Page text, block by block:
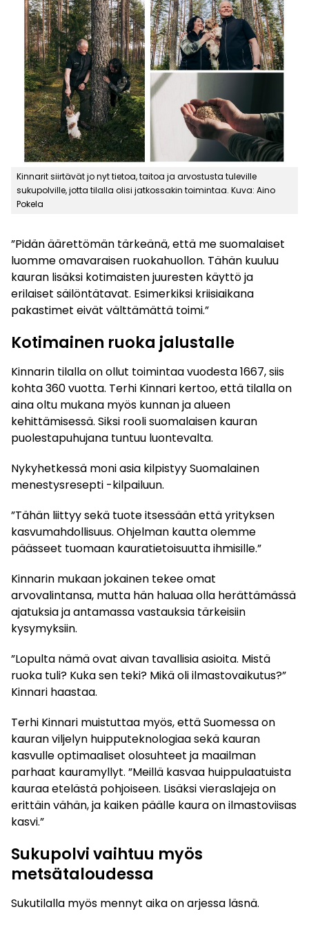
Kinnarit siirtävät jo nyt tietoa, taitoa ja arvostusta tuleville
sukupolville, jotta tilalla olisi jatkossakin toimintaa. Kuva: Aino
Pokela
”Pidän äärettömän tärkeänä, että me suomalaiset
luomme omavaraisen ruokahuollon. Tähän kuuluu
kauran lisäksi kotimaisten juuresten käyttö ja
erilaiset säilöntätavat. Esimerkiksi kriisiaikana
pakastimet eivät välttämättä toimi.”
Kotimainen ruoka jalustalle
Kinnarin tilalla on ollut toimintaa vuodesta 1667, siis
kohta 360 vuotta. Terhi Kinnari kertoo, että tilalla on
aina oltu mukana myös kunnan ja alueen
kehittämisessä. Siksi rooli suomalaisen kauran
puolestapuhujana tuntuu luontevalta.
Nykyhetkessä moni asia kilpistyy Suomalainen
menestysresepti -kilpailuun.
”Tähän liittyy sekä tuote itsessään että yrityksen
kasvumahdollisuus. Ohjelman kautta olemme
päässeet tuomaan kauratietoisuutta ihmisille.”
Kinnarin mukaan jokainen tekee omat
arvovalintansa, mutta hän haluaa olla herättämässä
ajatuksia ja antamassa vastauksia tärkeisiin
kysymyksiin.
”Lopulta nämä ovat aivan tavallisia asioita. Mistä
ruoka tuli? Kuka sen teki? Mikä oli ilmastovaikutus?”
Kinnari haastaa.
Terhi Kinnari muistuttaa myös, että Suomessa on
kauran viljelyn huipputeknologiaa sekä kauran
kasvulle optimaaliset olosuhteet ja maailman
parhaat kauramyllyt. ”Meillä kasvaa huippulaatuista
kauraa etelästä pohjoiseen. Lisäksi vieraslajeja on
erittäin vähän, ja kaiken päälle kaura on ilmastoviisas
kasvi.”
Sukupolvi vaihtuu myös
metsätaloudessa
Sukutilalla myös mennyt aika on arjessa läsnä.